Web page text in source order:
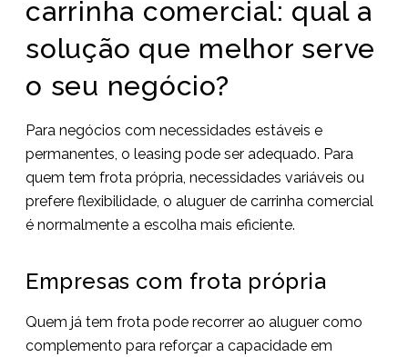
carrinha comercial: qual a
solução que melhor serve
o seu negócio?
Para negócios com necessidades estáveis e
permanentes, o leasing pode ser adequado. Para
quem tem frota própria, necessidades variáveis ou
prefere flexibilidade, o aluguer de carrinha comercial
é normalmente a escolha mais eficiente.
Empresas com frota própria
Quem já tem frota pode recorrer ao aluguer como
complemento para reforçar a capacidade em